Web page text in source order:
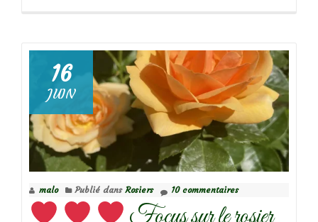
Focus
sur
le
rosier
Pénélope
16
JUIN
malo Publié dans Rosiers 10 commentaires